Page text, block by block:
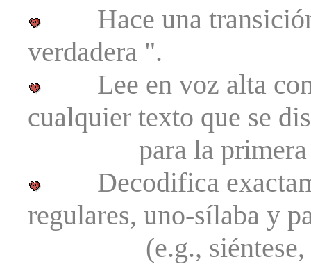
Hace una transición
verdadera ".
Lee en voz alta con
cualquier texto que se
para la primera
Decodifica
regulares, uno-sílaba y
(e.g., siéntese,